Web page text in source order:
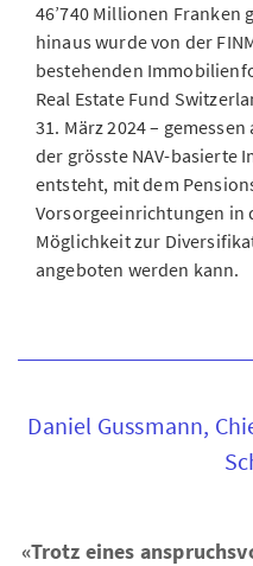
46’740 Millionen Franken
hinaus wurde von der
bestehenden
Real Estate Fund
31. März 2024 –
der grösste NAV-basierte
entsteht, mit dem
Vorsorgeeinrichtungen in
Möglichkeit zur
angeboten werden kann.
Daniel Gussmann,
«Trotz eines